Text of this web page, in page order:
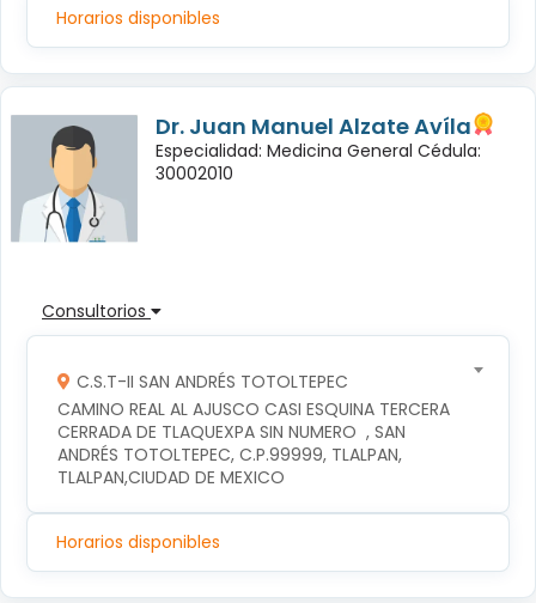
Horarios disponibles
Dr. Juan Manuel Alzate Avíla
Especialidad: Medicina General Cédula:
30002010
Consultorios
C.S.T-II SAN ANDRÉS TOTOLTEPEC
CAMINO REAL AL AJUSCO CASI ESQUINA TERCERA
CERRADA DE TLAQUEXPA SIN NUMERO  , SAN
ANDRÉS TOTOLTEPEC, C.P.99999, TLALPAN,
TLALPAN,CIUDAD DE MEXICO
Horarios disponibles